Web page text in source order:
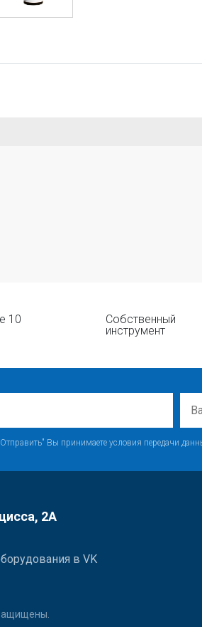
10
Собственный
инструмент
Вы принимаете условия передачи
2А
в VK